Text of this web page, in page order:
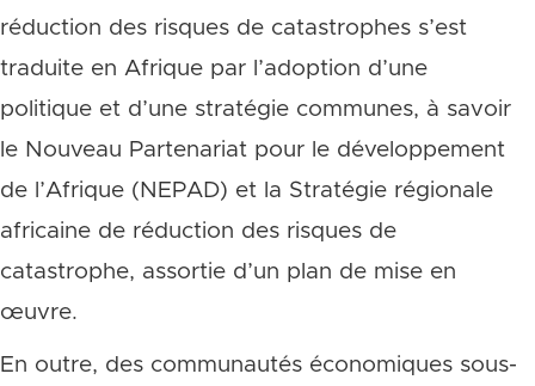
réduction des risques de catastrophes s’est
traduite en Afrique par l’adoption d’une
politique et d’une stratégie communes, à savoir
le Nouveau Partenariat pour le développement
de l’Afrique (NEPAD) et la Stratégie régionale
africaine de réduction des risques de
catastrophe, assortie d’un plan de mise en
œuvre.
En outre, des communautés économiques sous-